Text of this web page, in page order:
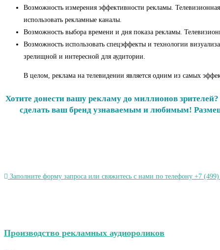
Возможность измерения эффективности рекламы.
использовать рекламные каналы.
Возможность выбора времени и дня показа рекламы.
Возможность использовать спецэффекты и технологии
зрелищной и интересной для аудитории.
В целом, реклама на телевидении является одним из самых
Хотите донести вашу рекламу до миллионов
сделать ваш бренд узнаваемым и любимым!
Заполните форму запроса или свяжитесь с нами по телефону +7
Производство рекламных аудиороликов